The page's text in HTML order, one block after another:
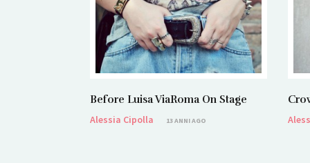
Before Luisa ViaRoma On Stage
Alessia Cipolla
13 ANNI AGO